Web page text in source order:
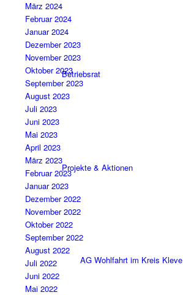
Betriebsrat
Projekte & Aktionen
AG Wohlfahrt im Kreis Kleve
März 2024
Februar 2024
Januar 2024
Dezember 2023
November 2023
Oktober 2023
September 2023
August 2023
Juli 2023
Juni 2023
Mai 2023
April 2023
März 2023
Februar 2023
Januar 2023
Dezember 2022
November 2022
Oktober 2022
September 2022
August 2022
Juli 2022
Juni 2022
Mai 2022